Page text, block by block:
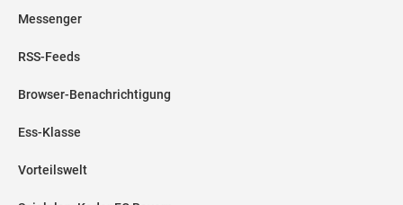
Messenger
RSS-Feeds
Browser-Benachrichtigung
Ess-Klasse
Vorteilswelt